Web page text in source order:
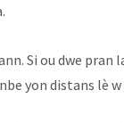
Si ou dwe
yon distans lè